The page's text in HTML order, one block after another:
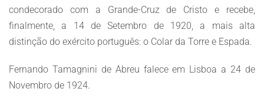
condecorado com a Grande-Cruz de Cristo e recebe,
finalmente, a 14 de Setembro de 1920, a mais alta
distinção do exército português: o Colar da Torre e Espada.
Fernando Tamagnini de Abreu falece em Lisboa a 24 de
Novembro de 1924.